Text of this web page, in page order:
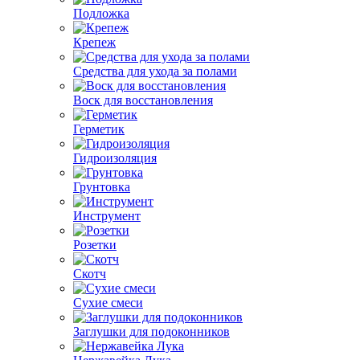
Подложка
Крепеж
Средства для ухода за полами
Воск для восстановления
Герметик
Гидроизоляция
Грунтовка
Инструмент
Розетки
Скотч
Сухие смеси
Заглушки для подоконников